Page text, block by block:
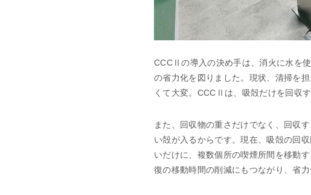
CCCⅡの導入の決め手は、消火に水を
の省力化を図りました。現状、清掃を
くて大変。CCCⅡは、吸殻だけを回収
また、回収物の重さだけでなく、回収
い殻が入るからです。現在、吸殻の回
いだけに、複数個所の喫煙所間を移動
復の移動時間の削減にもつながり、省力